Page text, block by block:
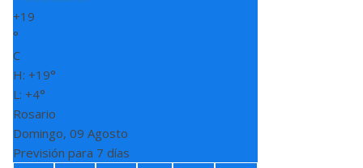
+19
°
C
H: +19°
L: +4°
Rosario
Domingo, 09 Agosto
Previsión para 7 días